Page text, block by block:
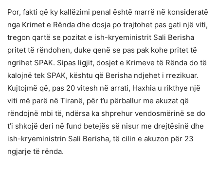
Por, fakti që ky kallëzimi penal është marrë në konsideratë
nga Krimet e Rënda dhe dosja po trajtohet pas gati një viti,
tregon qartë se pozitat e ish-kryeministrit Sali Berisha
pritet të rëndohen, duke qenë se pas pak kohe pritet të
ngrihet SPAK. Sipas ligjit, dosjet e Krimeve të Rënda do të
kalojnë tek SPAK, kështu që Berisha ndjehet i rrezikuar.
Kujtojmë që, pas 20 vitesh në arrati, Haxhia u rikthye një
viti më parë në Tiranë, për t’u përballur me akuzat që
rëndojnë mbi të, ndërsa ka shprehur vendosmërinë se do
t’i shkojë deri në fund betejës së nisur me drejtësinë dhe
ish-kryeministrin Sali Berisha, të cilin e akuzon për 23
ngjarje të rënda.